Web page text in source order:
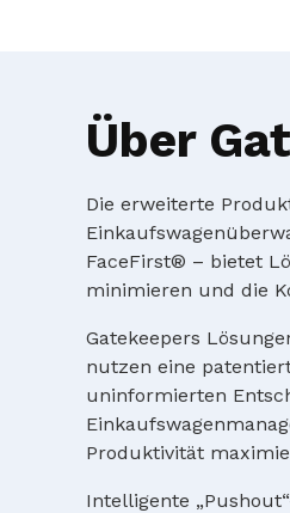
Über
Die erweiterte
FaceFirst® – bietet
minimieren und die
Gatekeepers
nutzen eine
uninformierten
Produktivität
Intelligente